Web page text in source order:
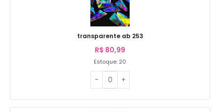
transparente ab 253
R$ 80,99
Estoque: 20